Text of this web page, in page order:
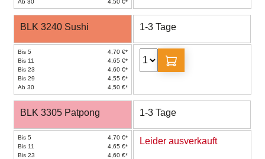
BLK 3240 Sushi 1-3 Tage
Bis 5
4,70 €*
Bis 11
4,65 €*
Bis 23
4,60 €*
Bis 29
4,55 €*
Ab 30
4,50 €*
BLK 3305 Patpong 1-3 Tage
Bis 5
4,70 €*
Bis 11
4,65 €*
Bis 23
4,60 €*
Leider ausverkauft